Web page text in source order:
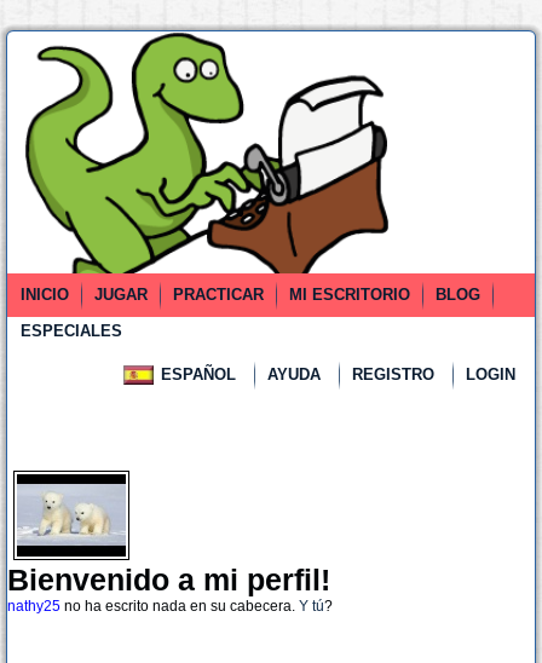
INICIO JUGAR PRACTICAR MI ESCRITORIO
BLOG
ESPECIALES
ESPAÑOL AYUDA REGISTRO LOGIN
Bienvenido a mi perfil!
nathy25 no ha escrito nada en su cabecera. Y tú?